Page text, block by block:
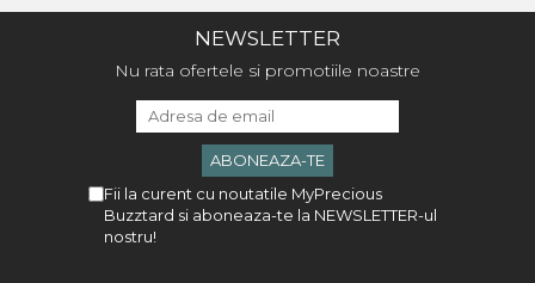
NEWSLETTER
Nu rata ofertele si promotiile noastre
Fii la curent cu noutatile MyPrecious
Buzztard si aboneaza-te la NEWSLETTER-ul
nostru!